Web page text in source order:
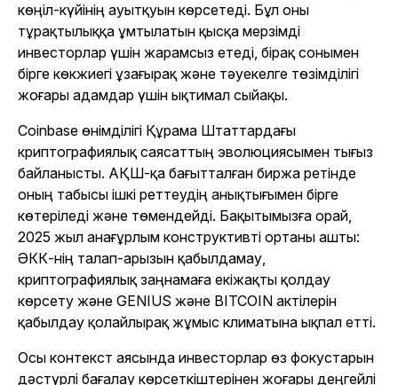
көңіл-күйінің ауытқуын көрсетеді. Бұл оны
тұрақтылыққа ұмтылатын қысқа мерзімді
инвесторлар үшін жарамсыз етеді, бірақ сонымен
бірге көкжиегі ұзағырақ және тәуекелге төзімділігі
жоғары адамдар үшін ықтимал сыйақы.
Coinbase өнімділігі Құрама Штаттардағы
криптографиялық саясаттың эволюциясымен тығыз
байланысты. АҚШ-қа бағытталған биржа ретінде
оның табысы ішкі реттеудің анықтығымен бірге
көтеріледі және төмендейді. Бақытымызға орай,
2025 жыл анағұрлым конструктивті ортаны ашты:
ӘКК-нің талап-арызын қабылдамау,
криптографиялық заңнамаға екіжақты қолдау
көрсету және GENIUS және BITCOIN актілерін
қабылдау қолайлырақ жұмыс климатына ықпал етті.
Осы контекст аясында инвесторлар өз фокустарын
дәстүрлі бағалау көрсеткіштерінен жоғары деңгейлі